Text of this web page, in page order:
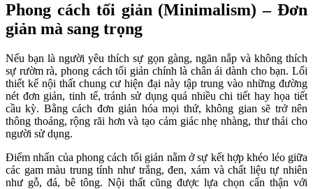
Phong cách tối giản (Minimalism) – Đơn
giản mà sang trọng
Nếu bạn là người yêu thích sự gọn gàng, ngăn nắp và không thích
sự rườm rà, phong cách tối giản chính là chân ái dành cho bạn. Lối
thiết kế nội thất chung cư hiện đại này tập trung vào những đường
nét đơn giản, tinh tế, tránh sử dụng quá nhiều chi tiết hay họa tiết
cầu kỳ. Bằng cách đơn giản hóa mọi thứ, không gian sẽ trở nên
thông thoáng, rộng rãi hơn và tạo cảm giác nhẹ nhàng, thư thái cho
người sử dụng.
Điểm nhấn của phong cách tối giản nằm ở sự kết hợp khéo léo giữa
các gam màu trung tính như trắng, đen, xám và chất liệu tự nhiên
như gỗ, đá, bê tông. Nội thất cũng được lựa chọn cẩn thận với